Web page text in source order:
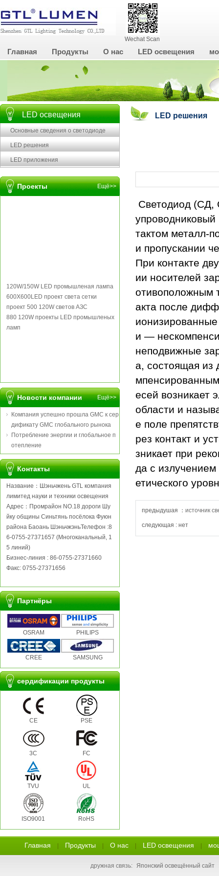
Wechat Scan
Главная Продукты О нас LED освещения
LED освещения
Основные сведения о светодиоде
LED решения
LED приложения
Проекты Ещё>>
120W/150W LED промышленая лампа
600X600LED проект света сетки
проект 500 120W светов АЗС
880 120W проекты LED промышленых
ламп
Новости компании Ещё>>
Компания успешно прошла GMC к сер
дификату GMC глобального рынока
Потребление энергии и глобальное п
отепление
Контакты
Название：Шэньчжень GTL компания
лимитед науки и техники освещения
Адрес：Промрайон NO.18 дороги Шу
йку общины Синьтянь посёлока Фуюн
района Баоань ШэньчжэньТелефон :8
6-0755-27371657 (Многоканальный, 1
5 линий)
Бизнес-линия : 86-0755-27371660
Факс: 0755-27371656
Партнёры
OSRAM PHILIPS
CREE SAMSUNG
сердификации продукты
CE PSE
3C FC
TVU UL
ISO9001 RoHS
LED решения
Светодиод (СД,
тактом металл-
и пропускании
При контакте
ии носителей
отивоположным
акта после
и —
неподвижные
а, состоящая из
есей возникает
области и
е поле
рез контакт и
зникает при
да с излучением
етического
предыдушая ： источник
следующая : нет
Главная Продукты О нас LED освещения
дружная связь: Японский освещённый сайт